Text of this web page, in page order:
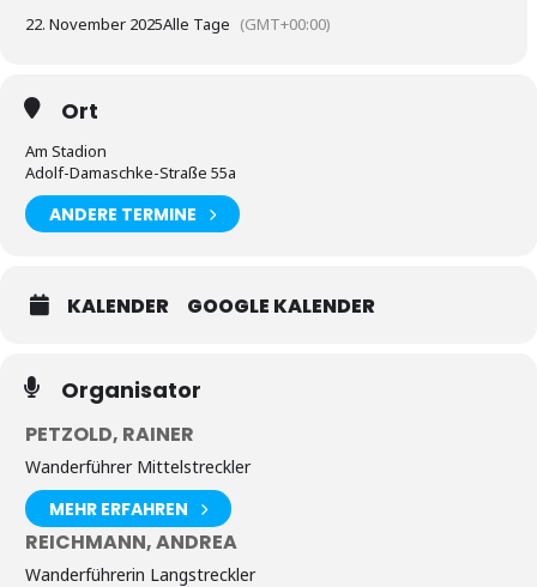
22. November 2025Alle Tage (GMT+00:00)
Ort
Am Stadion
Adolf-Damaschke-Straße 55a
ANDERE TERMINE
KALENDER GOOGLE KALENDER
Organisator
PETZOLD, RAINER
Wanderführer Mittelstreckler
MEHR ERFAHREN
REICHMANN, ANDREA
Wanderführerin Langstreckler